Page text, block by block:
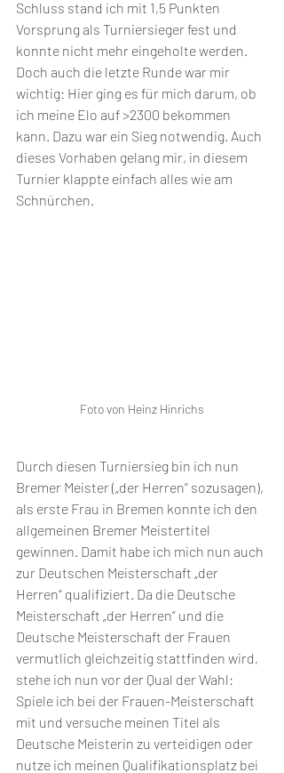
Schluss stand ich mit 1,5 Punkten
Vorsprung als Turniersieger fest und
konnte nicht mehr eingeholte werden.
Doch auch die letzte Runde war mir
wichtig: Hier ging es für mich darum, ob
ich meine Elo auf >2300 bekommen
kann. Dazu war ein Sieg notwendig. Auch
dieses Vorhaben gelang mir, in diesem
Turnier klappte einfach alles wie am
Schnürchen.
Foto von Heinz Hinrichs
Durch diesen Turniersieg bin ich nun
Bremer Meister („der Herren“ sozusagen),
als erste Frau in Bremen konnte ich den
allgemeinen Bremer Meistertitel
gewinnen. Damit habe ich mich nun auch
zur Deutschen Meisterschaft „der
Herren“ qualifiziert. Da die Deutsche
Meisterschaft „der Herren“ und die
Deutsche Meisterschaft der Frauen
vermutlich gleichzeitig stattfinden wird,
stehe ich nun vor der Qual der Wahl:
Spiele ich bei der Frauen-Meisterschaft
mit und versuche meinen Titel als
Deutsche Meisterin zu verteidigen oder
nutze ich meinen Qualifikationsplatz bei